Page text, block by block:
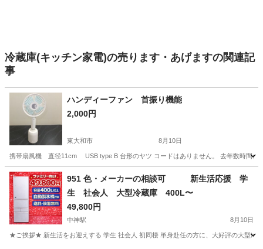
冷蔵庫(キッチン家電)の売ります・あげますの関連記
事
ハンディーファン 首振り機能
2,000円
東大和市 8月10日
携帯扇風機 直径11cm USB type B 台形のヤツ コードはありません。 去年数時間使
東京 東大和市 季節、空調家電
951 色・メーカーの相談可 新生活応援 学
生 社会人 大型冷蔵庫 400L〜
49,800円
中神駅 8月10日
★ご挨拶★ 新生活をお迎えする 学生 社会人 初同棲 単身赴任の方に、大好評の大型冷